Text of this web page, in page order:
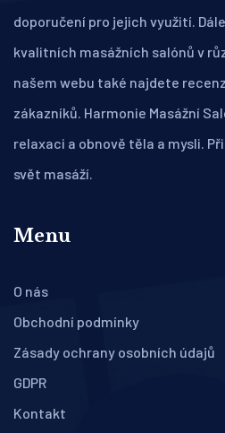
doporučení pro jejich využití.
kvalitních masážních salónů v
našem webu také najdete
zákazníků. Harmonie Masážní
relaxaci a obnově těla a mysli.
svět masáží.
Menu
O nás
Obchodní podmínky
Zásady ochrany osobních údajů
GDPR
Kontakt